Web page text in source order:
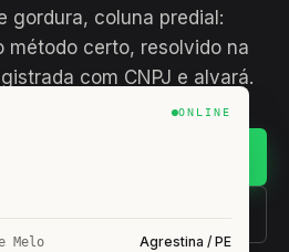
gordura, coluna predial:
método certo, resolvido na
com CNPJ e alvará.
93407-8838
ONLINE
Melo Agrestina / PE